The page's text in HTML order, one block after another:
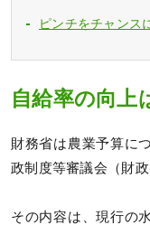
ピンチをチャンス
自給率の向上
財務省は農業予算に
政制度等審議会（財
その内容は、現行の